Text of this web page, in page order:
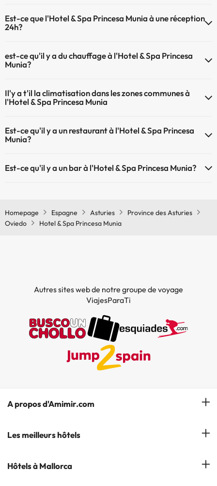
(certaines peuvent être payantes) :
Est-ce que l'Hotel & Spa Princesa Munia à une réception
24h?
est-ce qu'il y a du chauffage à l'Hotel & Spa Princesa
Munia?
zones communes
Il'y a t'il la climatisation dans les zones communes à
l'Hotel & Spa Princesa Munia
Princesa Munia
Est-ce qu'il y a un restaurant à l'Hotel & Spa Princesa
Munia?
Est-ce qu'il y a un bar à l'Hotel & Spa Princesa Munia?
Homepage Espagne Asturies
Province des Asturies
Oviedo
Hotel & Spa Princesa Munia
Autres sites web de notre groupe de voyage
ViajesParaTi
A propos d'Amimir.com
Notre équipe
S'abonner à notre bulletin d'information
Les meilleurs hôtels
Hôtels à Salou
Hôtels à Mallorca